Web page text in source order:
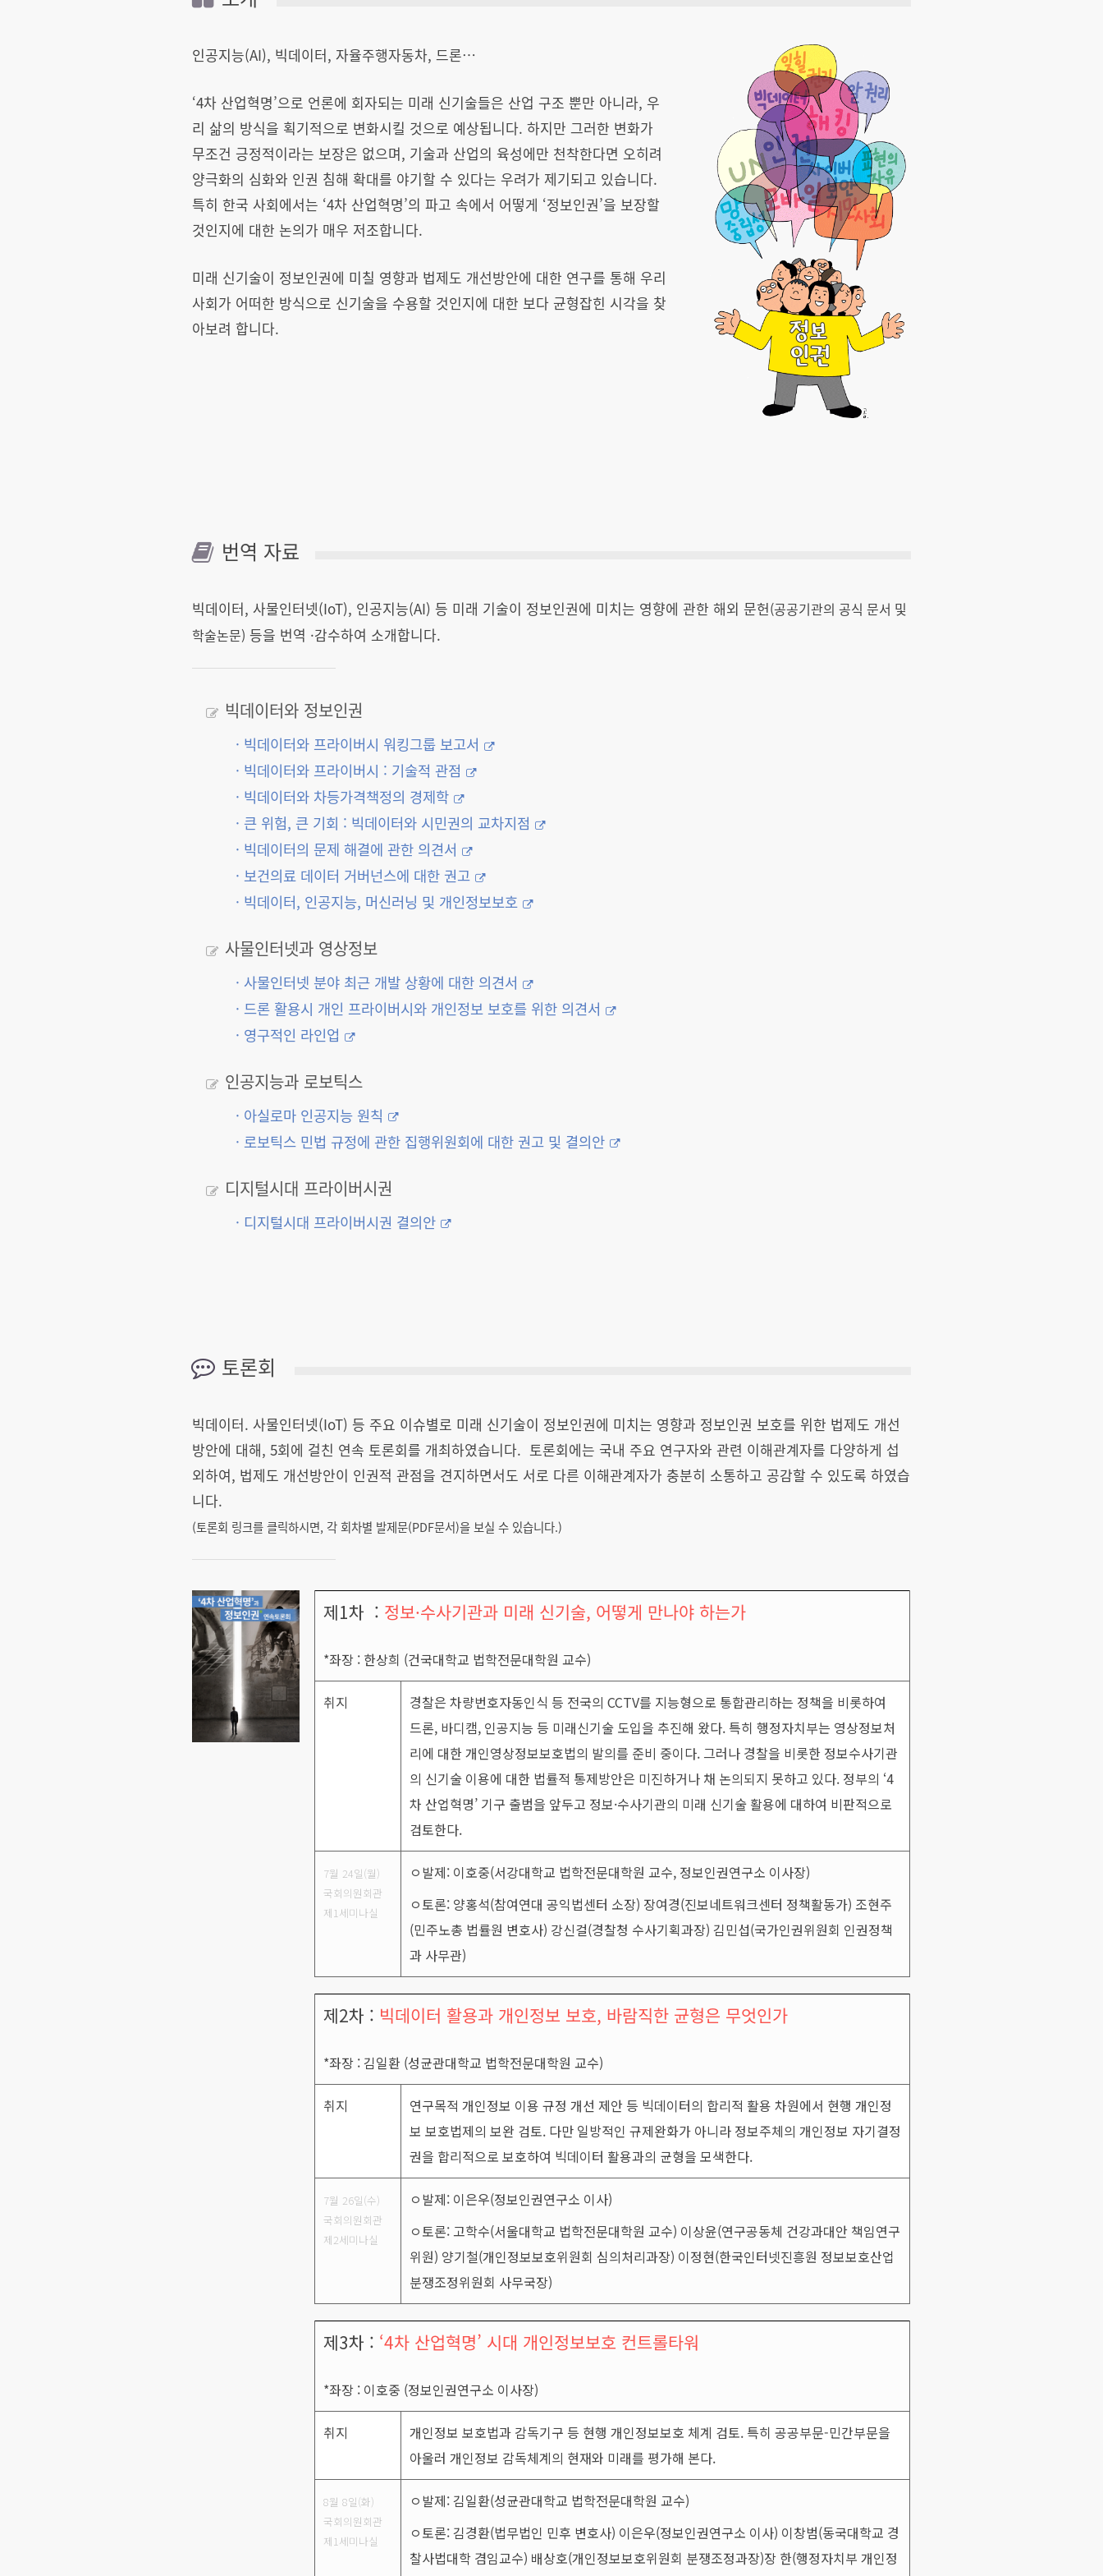
인공지능(AI), 빅데이터, 자율주행자동차, 드론…
‘4차 산업혁명’으로 언론에 회자되는 미래 신기술들은 산업 구조 뿐만 아니라, 우
리 삶의 방식을 획기적으로 변화시킬 것으로 예상됩니다. 하지만 그러한 변화가
무조건 긍정적이라는 보장은 없으며, 기술과 산업의 육성에만 천착한다면 오히려
양극화의 심화와 인권 침해 확대를 야기할 수 있다는 우려가 제기되고 있습니다.
특히 한국 사회에서는 ‘4차 산업혁명’의 파고 속에서 어떻게 ‘정보인권’을 보장할
것인지에 대한 논의가 매우 저조합니다.
미래 신기술이 정보인권에 미칠 영향과 법제도 개선방안에 대한 연구를 통해 우리
사회가 어떠한 방식으로 신기술을 수용할 것인지에 대한 보다 균형잡힌 시각을 찾
아보려 합니다.
번역 자료
빅데이터, 사물인터넷(IoT), 인공지능(AI) 등 미래 기술이 정보인권에 미치는 영향에 관한 해외 문헌(공공기관의 공식 문서 및
학술논문) 등을 번역 ·감수하여 소개합니다.
빅데이터와 정보인권
· 빅데이터와 프라이버시 워킹그룹 보고서
· 빅데이터와 프라이버시 : 기술적 관점
· 빅데이터와 차등가격책정의 경제학
· 큰 위험, 큰 기회 : 빅데이터와 시민권의 교차지점
· 빅데이터의 문제 해결에 관한 의견서
· 보건의료 데이터 거버넌스에 대한 권고
· 빅데이터, 인공지능, 머신러닝 및 개인정보보호
사물인터넷과 영상정보
· 사물인터넷 분야 최근 개발 상황에 대한 의견서
· 드론 활용시 개인 프라이버시와 개인정보 보호를 위한 의견서
· 영구적인 라인업
인공지능과 로보틱스
· 아실로마 인공지능 원칙
· 로보틱스 민법 규정에 관한 집행위원회에 대한 권고 및 결의안
디지털시대 프라이버시권
· 디지털시대 프라이버시권 결의안
토론회
빅데이터. 사물인터넷(IoT) 등 주요 이슈별로 미래 신기술이 정보인권에 미치는 영향과 정보인권 보호를 위한 법제도 개선
방안에 대해, 5회에 걸친 연속 토론회를 개최하였습니다. 토론회에는 국내 주요 연구자와 관련 이해관계자를 다양하게 섭
외하여, 법제도 개선방안이 인권적 관점을 견지하면서도 서로 다른 이해관계자가 충분히 소통하고 공감할 수 있도록 하였습
니다.
(토론회 링크를 클릭하시면, 각 회차별 발제문(PDF문서)을 보실 수 있습니다.)
제1차 : 정보·수사기관과 미래 신기술, 어떻게 만나야 하는가
*좌장 : 한상희 (건국대학교 법학전문대학원 교수)
취지
경찰은 차량번호자동인식 등 전국의 CCTV를 지능형으로 통합관리하는 정책을 비롯하여
드론, 바디캠, 인공지능 등 미래신기술 도입을 추진해 왔다. 특히 행정자치부는 영상정보처
리에 대한 개인영상정보보호법의 발의를 준비 중이다. 그러나 경찰을 비롯한 정보수사기관
의 신기술 이용에 대한 법률적 통제방안은 미진하거나 채 논의되지 못하고 있다. 정부의 ‘4
차 산업혁명’ 기구 출범을 앞두고 정보·수사기관의 미래 신기술 활용에 대하여 비판적으로
검토한다.
7월 24일(월)
국회의원회관
제1세미나실
ㅇ발제: 이호중(서강대학교 법학전문대학원 교수, 정보인권연구소 이사장)
ㅇ토론: 양홍석(참여연대 공익법센터 소장) 장여경(진보네트워크센터 정책활동가) 조현주
(민주노총 법률원 변호사) 강신걸(경찰청 수사기획과장) 김민섭(국가인권위원회 인권정책
과 사무관)
제2차 : 빅데이터 활용과 개인정보 보호, 바람직한 균형은 무엇인가
*좌장 : 김일환 (성균관대학교 법학전문대학원 교수)
취지
연구목적 개인정보 이용 규정 개선 제안 등 빅데이터의 합리적 활용 차원에서 현행 개인정
보 보호법제의 보완 검토. 다만 일방적인 규제완화가 아니라 정보주체의 개인정보 자기결정
권을 합리적으로 보호하여 빅데이터 활용과의 균형을 모색한다.
7월 26일(수)
국회의원회관
제2세미나실
ㅇ발제: 이은우(정보인권연구소 이사)
ㅇ토론: 고학수(서울대학교 법학전문대학원 교수) 이상윤(연구공동체 건강과대안 책임연구
위원) 양기철(개인정보보호위원회 심의처리과장) 이정현(한국인터넷진흥원 정보보호산업
분쟁조정위원회 사무국장)
제3차 : ‘4차 산업혁명’ 시대 개인정보보호 컨트롤타워
*좌장 : 이호중 (정보인권연구소 이사장)
취지
개인정보 보호법과 감독기구 등 현행 개인정보보호 체계 검토. 특히 공공부문-민간부문을
아울러 개인정보 감독체계의 현재와 미래를 평가해 본다.
8월 8일(화)
국회의원회관
제1세미나실
ㅇ발제: 김일환(성균관대학교 법학전문대학원 교수)
ㅇ토론: 김경환(법무법인 민후 변호사) 이은우(정보인권연구소 이사) 이창범(동국대학교 경
찰사법대학 겸임교수) 배상호(개인정보보호위원회 분쟁조정과장)장 한(행정자치부 개인정